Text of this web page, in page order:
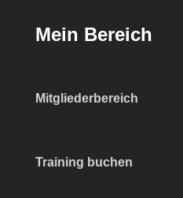
Mein Bereich
Mitgliederbereich
Training buchen